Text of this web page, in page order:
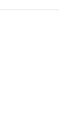
Odder og Vejle